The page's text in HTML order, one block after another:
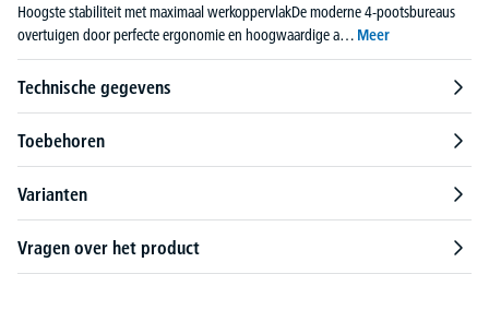
Hoogste stabiliteit met maximaal werkoppervlakDe moderne 4-pootsbureaus
overtuigen door perfecte ergonomie en hoogwaardige a… Meer
Technische gegevens
Toebehoren
Varianten
Vragen over het product